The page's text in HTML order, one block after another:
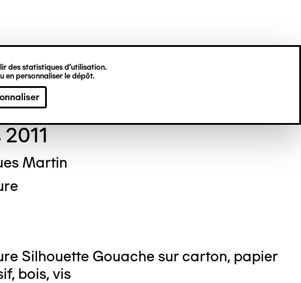
des statistiques d’utilisation.
en personnaliser le dépôt.
BRUNET
Martin
Silhouette Gouache sur carton, papier
bois, vis